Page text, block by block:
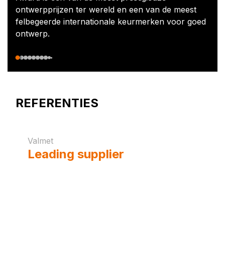
ontwerpprijzen ter wereld en een van de meest
felbegeerde internationale keurmerken voor goed
ontwerp.
REFERENTIES
Leading supplier
Valmet